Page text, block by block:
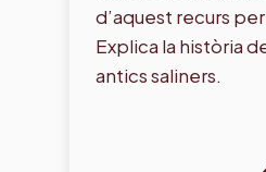
d’aquest recurs
Explica la història
antics saliners.